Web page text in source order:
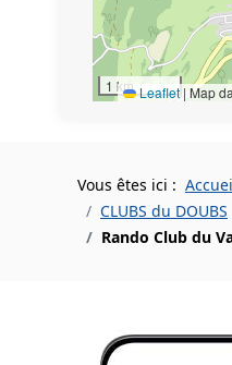
1 kmLeaflet | Map
Vous êtes ici :
CLUBS du DOUBS
Rando Club du